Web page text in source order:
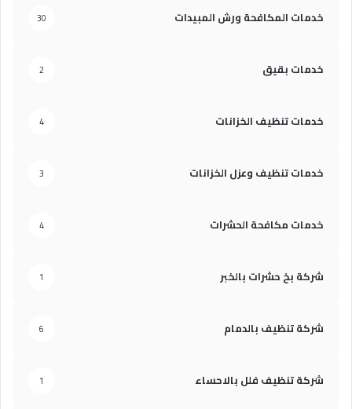
خدمات المكافحة ورش المبيدات 30
خدمات بقيق 2
خدمات تنظيف الخزانات 4
خدمات تنظيف وعزل الخزانات 3
خدمات مكافحة الحشرات 4
شركة بخ حشرات بالخبر 1
شركة تنظيف بالدمام 6
شركة تنظيف فلل بالاحساء 1